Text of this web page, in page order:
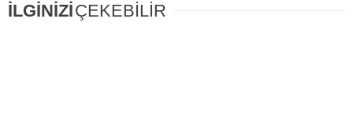
İLGİNİZİÇEKEBİLİR